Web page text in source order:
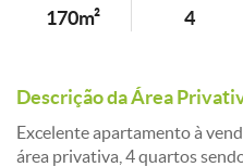
170m² 4
Descrição da Área
Excelente apartamento à
área privativa, 4 quartos